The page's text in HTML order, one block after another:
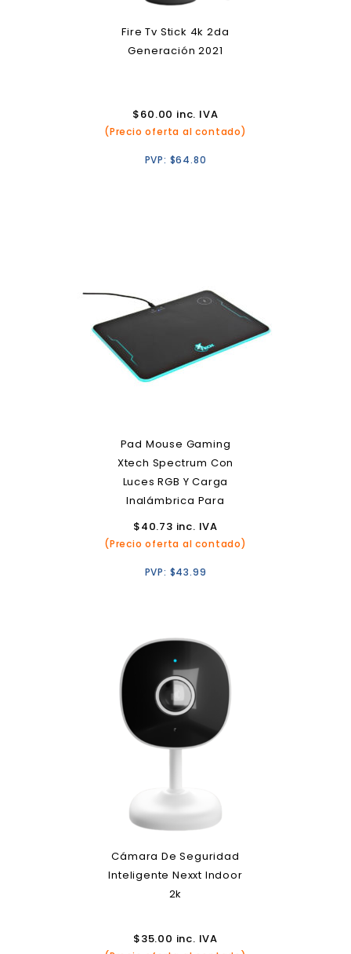
Fire Tv Stick 4k 2da
Generación 2021
$60.00 inc. IVA
(Precio oferta al contado)
PVP: $64.80
Pad Mouse Gaming
Xtech Spectrum Con
Luces RGB Y Carga
Inalámbrica Para
Smartphones
$40.73 inc. IVA
(Precio oferta al contado)
PVP: $43.99
Cámara De Seguridad
Inteligente Nexxt Indoor
2k
$35.00 inc. IVA